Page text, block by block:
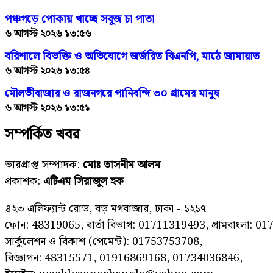
পঞ্চগড়ে পোকায় খাচ্ছে সবুজ চা পাতা
৬ আগস্ট ২০২৬ ১৩:৫৬
বরিশালে বিভক্তি ও অভিযোগে জর্জরিত বিএনপি, মাঠে জামায়াত
৬ আগস্ট ২০২৬ ১৩:৫৪
মৌলভীবাজার ও রাজনগরে পানিবন্দি ৩০ গ্রামের মানুষ
৬ আগস্ট ২০২৬ ১৩:৫১
সম্পর্কিত খবর
ভারপ্রাপ্ত সম্পাদক: মোঃ তাসনীম আলম
প্রকাশক: এটিএম সিরাজুল হক
৪২৩ এলিফ্যান্ট রোড, বড় মগবাজার, ঢাকা - ১২১৭
ফোন: 48319065, বার্তা বিভাগ: 01711319493, গ্রামবাংলা:
সার্কুলেশন ও বিকাশ (পেমেন্ট): 01753753708,
বিজ্ঞাপন: 48315571, 01916869168, 01734036846,